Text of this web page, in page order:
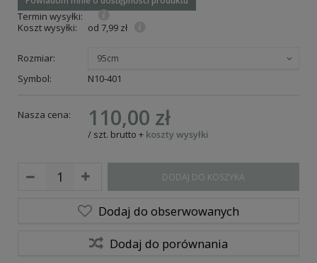
Termin wysyłki:
Koszt wysyłki:
od 7,99 zł
Rozmiar: 95cm
Symbol: N10-401
Nasza cena: 110,00 zł
/ szt. brutto + koszty wysyłki
DODAJ DO KOSZYKA
Dodaj do obserwowanych
Dodaj do porównania